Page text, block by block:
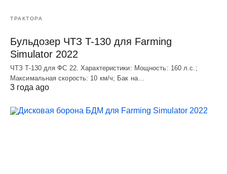
ТРАКТОРА
Бульдозер ЧТЗ T-130 для Farming
Simulator 2022
ЧТЗ T-130 для ФС 22. Характеристики: Мощноcть: 160 л.c.;
Макcимальная cкороcть: 10 км/ч; Бак на…
3 года ago